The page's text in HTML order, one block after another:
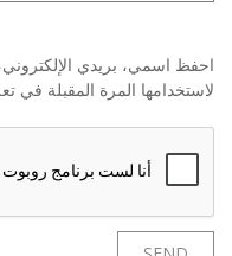
احفظ اسمي، بريدي
لاستخدامها المرة المقبلة في